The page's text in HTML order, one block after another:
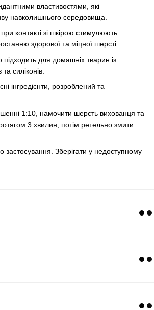
властивостями, які
навколишнього середовища.
контакті зі шкірою стимулюють
здорової та міцної шерсті.
для домашніх тварин із
силіконів.
інгредієнти, розроблений та
1:10, намочити шерсть вихованця та
3 хвилин, потім ретельно змити
застосування. Зберігати у недоступному